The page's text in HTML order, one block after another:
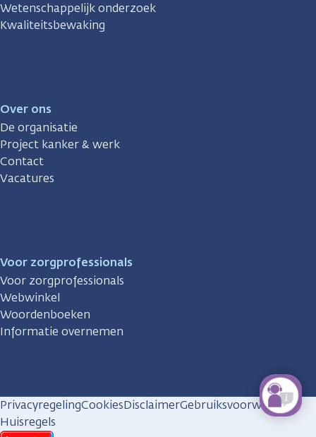
Wetenschappelijk onderzoek
Kwaliteitsbewaking
Over ons
De organisatie
Project kanker & werk
Contact
Vacatures
Voor zorgprofessionals
Voor zorgprofessionals
Webwinkel
Woordenboeken
Informatie overnemen
PrivacyregelingCookiesDisclaimerGebruiksvoorwaarden
Huisregels